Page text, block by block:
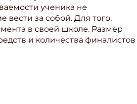
ученика не
вести за собой. Для того,
в своей школе. Размер
и количества финалистов